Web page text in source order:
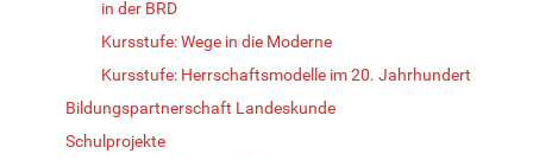
in der BRD
Kursstufe: Wege in die Moderne
Kursstufe: Herrschaftsmodelle im 20. Jahrhundert
Bildungspartnerschaft Landeskunde
Schulprojekte